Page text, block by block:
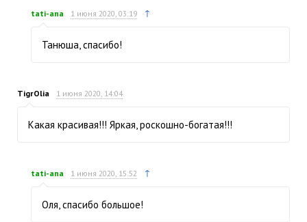
tati-ana 1 июня 2020, 03:19 ↑
Танюша, спасибо!
TigrOlia 1 июня 2020, 14:04
Какая красивая!!! Яркая, роскошно-богатая!!!
tati-ana 1 июня 2020, 15:52 ↑
Оля, спасибо большое!